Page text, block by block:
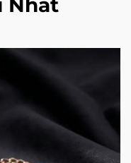
Nhất